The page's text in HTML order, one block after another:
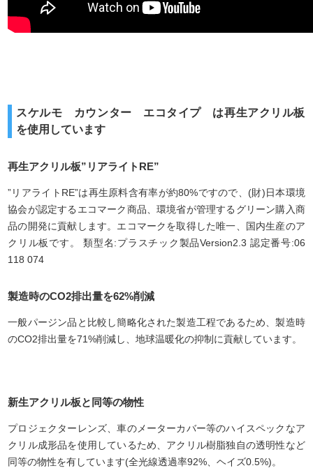
スケルモ カウンター エコタイプ は再生アクリル板
を使用しています
再生アクリル板”リアライトRE”
”リアライトRE”は再生原料含有率が約80%ですので、(財)日本環境
協会が認定するエコマーク商品、環境省が管理するグリーン購入商
品の開発に貢献します。エコマークを取得した唯一、国内生産のア
クリル板です。 類型名:プラスチック製品Version2.3 認定番号:06
118 074
製造時のCO2排出量を62%削減
一般パージン品と比較し簡略化された製造工程であるため、製造時
のCO2排出量を71%削減し、地球温暖化の抑制に貢献しています。
新生アクリル板と同等の物性
プロジェクターレンズ、車のメーターカバー等のハイスペックなア
クリル成形品を使用しているため、アクリル樹脂独自の透明性など
同等の物性を有しています(全光線透過率92%、ヘイズ0.5%)。